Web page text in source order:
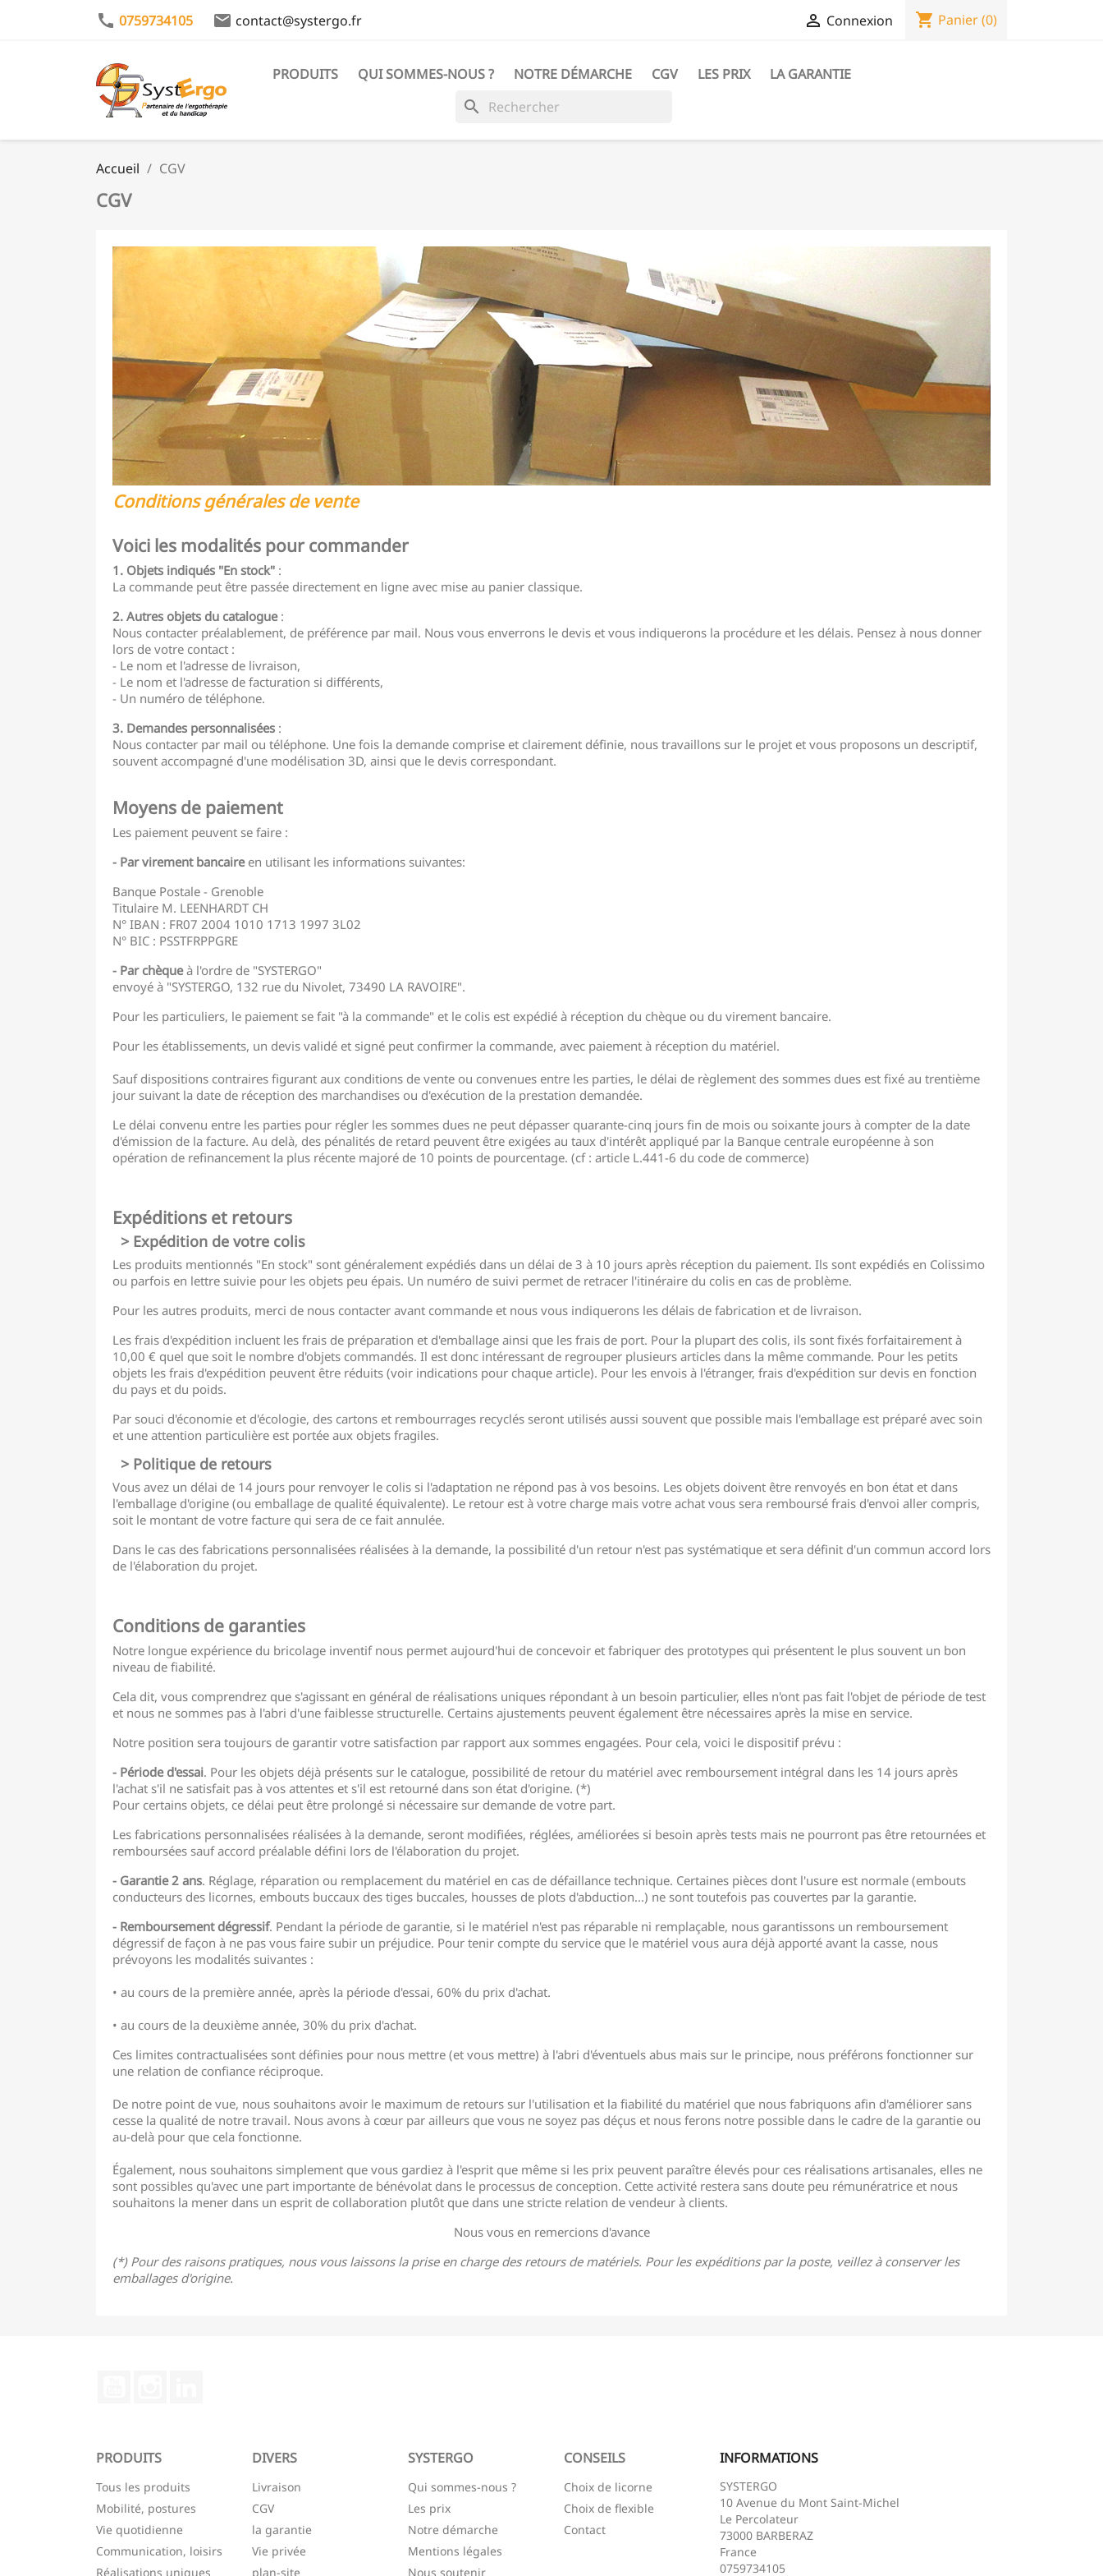
call 0759734105 email contact@systergo.fr  Connexion shopping_cart Panier(0)
PRODUITS QUI SOMMES-NOUS ? NOTRE DÉMARCHE CGV LES PRIX LA GARANTIE
search
Accueil CGV
CGV
Conditions générales de vente
Voici les modalités pour commander
1. Objets indiqués "En stock" :
La commande peut être passée directement en ligne avec mise au panier classique.
2. Autres objets du catalogue:
Nous contacter préalablement, de préférence par mail. Nous vous enverrons le devis et vous indiquerons la procédure et les délais. Pensez à nous donner
lors de votre contact :
- Le nom et l'adresse de livraison,
- Le nom et l'adresse de facturation si différents,
- Un numéro de téléphone.
3. Demandes personnalisées :
Nous contacter par mail ou téléphone. Une fois la demande comprise et clairement définie, nous travaillons sur le projet et vous proposons un descriptif,
souvent accompagné d'une modélisation 3D, ainsi que le devis correspondant.
Moyens de paiement
Les paiement peuvent se faire :
- Par virement bancaireen utilisant les informations suivantes:
Banque Postale - Grenoble
Titulaire M. LEENHARDT CH
N° IBAN : FR07 2004 1010 1713 1997 3L02
N° BIC : PSSTFRPPGRE
- Par chèqueà l'ordre de "SYSTERGO"
envoyé à "SYSTERGO, 132 rue du Nivolet, 73490 LA RAVOIRE".
Pour les particuliers, le paiement se fait "à la commande" et le colis est expédié à réception du chèque ou du virement bancaire.
Pour les établissements, un devis validé et signé peut confirmer la commande, avec paiement à réception du matériel.
Sauf dispositions contraires figurant aux conditions de vente ou convenues entre les parties, le délai de règlement des sommes dues est fixé au trentième
jour suivant la date de réception des marchandises ou d'exécution de la prestation demandée.
Le délai convenu entre les parties pour régler les sommes dues ne peut dépasser quarante-cinq jours fin de mois ou soixante jours à compter de la date
d'émission de la facture. Au delà, des pénalités de retard peuvent être exigées au taux d'intérêt appliqué par la Banque centrale européenne à son
opération de refinancement la plus récente majoré de 10 points de pourcentage. (cf : article L.441-6 du code de commerce)
Expéditions et retours
> Expédition de votre colis
Les produits mentionnés "En stock" sont généralement expédiés dans un délai de 3 à 10 jours après réception du paiement. Ils sont expédiés en Colissimo
ou parfois en lettre suivie pour les objets peu épais. Un numéro de suivi permet de retracer l'itinéraire du colis en cas de problème.
Pour les autres produits, merci de nous contacter avant commande et nous vous indiquerons les délais de fabrication et de livraison.
Les frais d'expédition incluent les frais de préparation et d'emballage ainsi que les frais de port. Pour la plupart des colis, ils sont fixés forfaitairement à
10,00 € quel que soit le nombre d'objets commandés. Il est donc intéressant de regrouper plusieurs articles dans la même commande. Pour les petits
objets les frais d'expédition peuvent être réduits (voir indications pour chaque article). Pour les envois à l'étranger, frais d'expédition sur devis en fonction
du pays et du poids.
Par souci d'économie et d'écologie, des cartons et rembourrages recyclés seront utilisés aussi souvent que possible mais l'emballage est préparé avec soin
et une attention particulière est portée aux objets fragiles.
> Politique de retours
Vous avez un délai de 14 jours pour renvoyer le colis si l'adaptation ne répond pas à vos besoins. Les objets doivent être renvoyés en bon état et dans
l'emballage d'origine (ou emballage de qualité équivalente). Le retour est à votre charge mais votre achat vous sera remboursé frais d'envoi aller compris,
soit le montant de votre facture qui sera de ce fait annulée.
Dans le cas des fabrications personnalisées réalisées à la demande, la possibilité d'un retour n'est pas systématique et sera définit d'un commun accord lors
de l'élaboration du projet.
Conditions de garanties
Notre longue expérience du bricolage inventif nous permet aujourd'hui de concevoir et fabriquer des prototypes qui présentent le plus souvent un bon
niveau de fiabilité.
Cela dit, vous comprendrez que s'agissant en général de réalisations uniques répondant à un besoin particulier, elles n'ont pas fait l'objet de période de test
et nous ne sommes pas à l'abri d'une faiblesse structurelle. Certains ajustements peuvent également être nécessaires après la mise en service.
Notre position sera toujours de garantir votre satisfaction par rapport aux sommes engagées. Pour cela, voici le dispositif prévu :
- Période d'essai. Pour les objets déjà présents sur le catalogue, possibilité de retour du matériel avec remboursement intégral dans les 14 jours après
l'achat s'il ne satisfait pas à vos attentes et s'il est retourné dans son état d'origine. (*)
Pour certains objets, ce délai peut être prolongé si nécessaire sur demande de votre part.
Les fabrications personnalisées réalisées à la demande, seront modifiées, réglées, améliorées si besoin après tests mais ne pourront pas être retournées et
remboursées sauf accord préalable défini lors de l'élaboration du projet.
- Garantie 2 ans. Réglage, réparation ou remplacement du matériel en cas de défaillance technique. Certaines pièces dont l'usure est normale (embouts
conducteurs des licornes, embouts buccaux des tiges buccales, housses de plots d'abduction...) ne sont toutefois pas couvertes par la garantie.
- Remboursement dégressif. Pendant la période de garantie, si le matériel n'est pas réparable ni remplaçable, nous garantissons un remboursement
dégressif de façon à ne pas vous faire subir un préjudice. Pour tenir compte du service que le matériel vous aura déjà apporté avant la casse, nous
prévoyons les modalités suivantes :
• au cours de la première année, après la période d'essai, 60% du prix d'achat.
• au cours de la deuxième année, 30% du prix d'achat.
Ces limites contractualisées sont définies pour nous mettre (et vous mettre) à l'abri d'éventuels abus mais sur le principe, nous préférons fonctionner sur
une relation de confiance réciproque.
De notre point de vue, nous souhaitons avoir le maximum de retours sur l'utilisation et la fiabilité du matériel que nous fabriquons afin d'améliorer sans
cesse la qualité de notre travail. Nous avons à cœur par ailleurs que vous ne soyez pas déçus et nous ferons notre possible dans le cadre de la garantie ou
au-delà pour que cela fonctionne.
Également, nous souhaitons simplement que vous gardiez à l'esprit que même si les prix peuvent paraître élevés pour ces réalisations artisanales, elles ne
sont possibles qu'avec une part importante de bénévolat dans le processus de conception. Cette activité restera sans doute peu rémunératrice et nous
souhaitons la mener dans un esprit de collaboration plutôt que dans une stricte relation de vendeur à clients.
Nous vous en remercions d'avance
(*) Pour des raisons pratiques, nous vous laissons la prise en charge des retours de matériels. Pour les expéditions par la poste, veillez à conserver les
emballages d'origine.
PRODUITS
Tous les produits
Mobilité, postures
Vie quotidienne
Communication, loisirs
Réalisations uniques
DIVERS
Livraison
CGV
la garantie
Vie privée
plan-site
SYSTERGO
Qui sommes-nous ?
Les prix
Notre démarche
Mentions légales
Nous soutenir
CONSEILS
Choix de licorne
Choix de flexible
Contact
INFORMATIONS
SYSTERGO
10 Avenue du Mont Saint-Michel
Le Percolateur
73000 BARBERAZ
France
0759734105